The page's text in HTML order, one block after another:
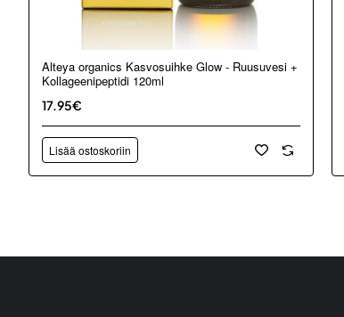
Alteya organics Kasvosuihke Glow - Ruusuvesi +
Kollageenipeptidi 120ml
17.95€
Lisää ostoskoriin